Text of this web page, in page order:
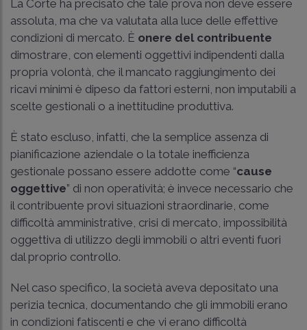
La Corte ha precisato che tale prova non deve essere
assoluta, ma che va valutata alla luce delle effettive
condizioni di mercato. È onere del contribuente
dimostrare, con elementi oggettivi indipendenti dalla
propria volontà, che il mancato raggiungimento dei
ricavi minimi è dipeso da fattori esterni, non imputabili a
scelte gestionali o a inettitudine produttiva.
È stato escluso, infatti, che la semplice assenza di
pianificazione aziendale o la totale inefficienza
gestionale possano essere addotte come “cause
oggettive” di non operatività; è invece necessario che
il contribuente provi situazioni straordinarie, come
difficoltà amministrative, crisi di mercato, impossibilità
oggettiva di utilizzo degli immobili o altri eventi fuori
dal proprio controllo.
Nel caso specifico, la società aveva depositato una
perizia tecnica, documentando che gli immobili erano
in condizioni fatiscenti e che vi erano difficoltà